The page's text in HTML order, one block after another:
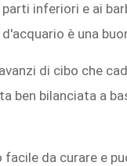
inferiori e ai
è una
di cibo che
ben bilanciata a
da curare e